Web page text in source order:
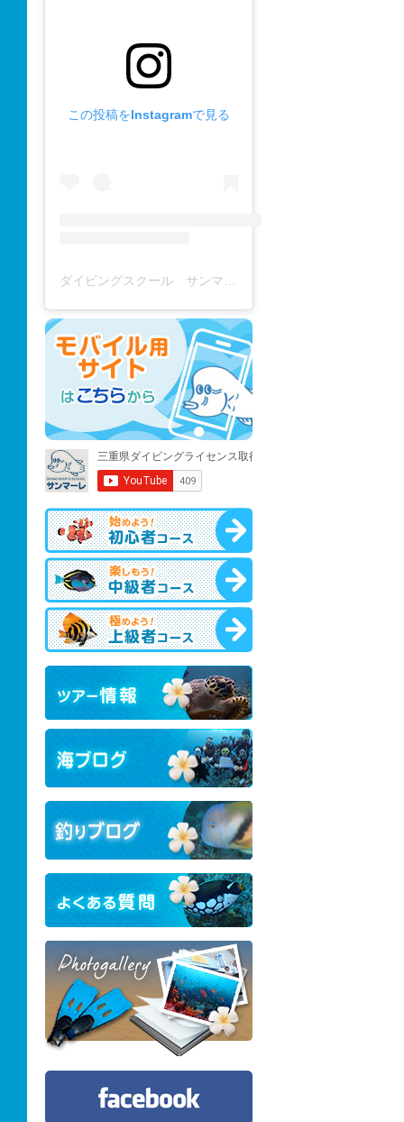
この投稿をInstagramで見る
ダイビングスクール サンマーレ / diving school(@diving_school_sanmare)がシェアした投稿